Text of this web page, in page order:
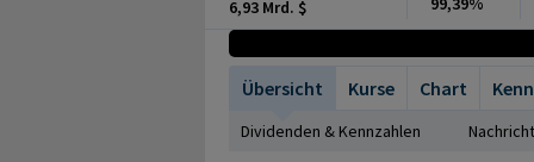
6,93 Mrd. $
Übersicht Kurse Chart
Dividenden & Kennzahlen